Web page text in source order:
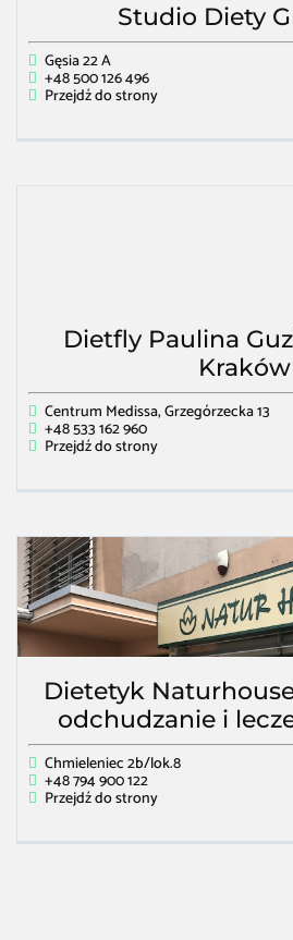
Studio Diety
Gęsia 22 A
+48 500 126 496
Przejdź do strony
Dietfly Paulina
Kraków
Centrum Medissa, Grzegórzecka 13
+48 533 162 960
Przejdź do strony
Dietetyk
odchudzanie i
Chmieleniec 2b/lok.8
+48 794 900 122
Przejdź do strony